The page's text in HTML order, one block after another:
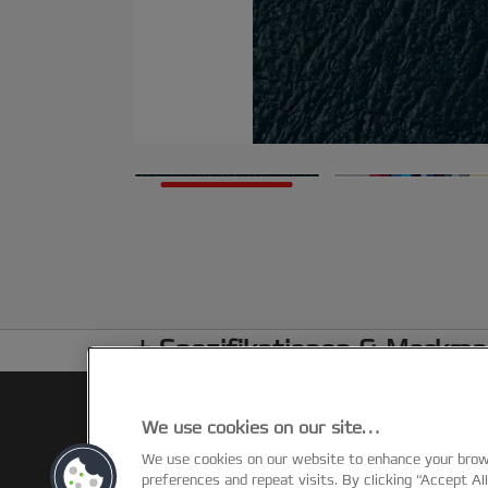
Spezifikationen &
We use cookies on our site…
We use cookies on our website to enhance your
preferences and repeat visits. By clicking “Accept